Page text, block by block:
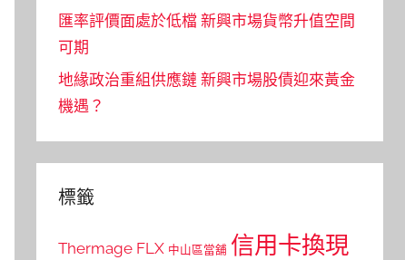
匯率評價面處於低檔 新興市場貨幣升值空間
可期
地緣政治重組供應鏈 新興市場股債迎來黃金
機遇？
標籤
Thermage FLX 中山區當舖 信用卡換現